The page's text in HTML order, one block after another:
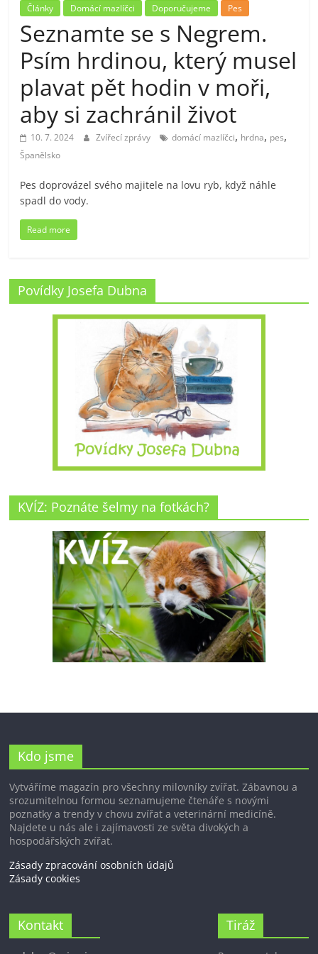
Články Domácí mazlíčci Doporučujeme Pes
Seznamte se s Negrem.
Psím hrdinou, který musel
plavat pět hodin v moři,
aby si zachránil život
10. 7. 2024 Zvířecí zprávy domácí mazlíčci, hrdna, pes,
Španělsko
Pes doprovázel svého majitele na lovu ryb, když náhle
spadl do vody.
Read more
Povídky Josefa Dubna
KVÍZ: Poznáte šelmy na fotkách?
Kdo jsme
Vytváříme magazín pro všechny milovníky zvířat. Zábavnou a
srozumitelnou formou seznamujeme čtenáře s novými
poznatky a trendy v chovu zvířat a veterinární medicíně.
Najdete u nás ale i zajímavosti ze světa divokých a
hospodářských zvířat.
Zásady zpracování osobních údajů
Zásady cookies
Kontakt Tiráž